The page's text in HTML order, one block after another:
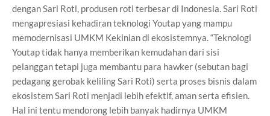
dengan Sari Roti, produsen roti terbesar di Indonesia. Sari Roti
mengapresiasi kehadiran teknologi Youtap yang mampu
memodernisasi UMKM Kekinian di ekosistemnya. “Teknologi
Youtap tidak hanya memberikan kemudahan dari sisi
pelanggan tetapi juga membantu para hawker (sebutan bagi
pedagang gerobak keliling Sari Roti) serta proses bisnis dalam
ekosistem Sari Roti menjadi lebih efektif, aman serta efisien.
Hal ini tentu mendorong lebih banyak hadirnya UMKM